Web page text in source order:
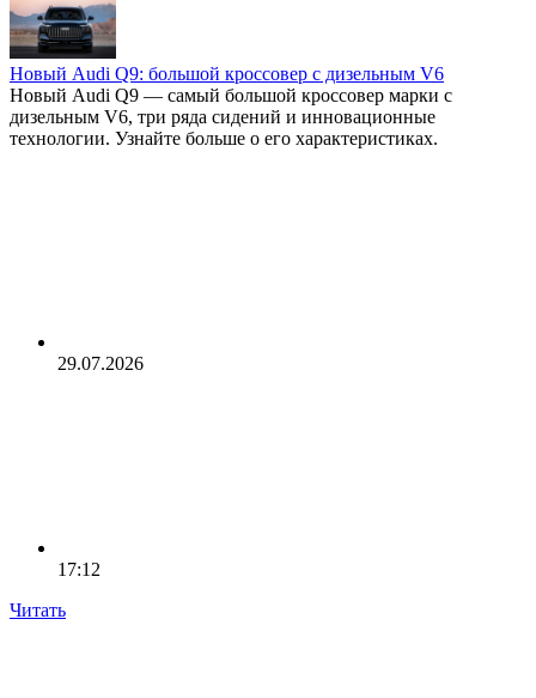
Опыт клиентов
Юридические аспекты
Ремонт и сертификация
Обзор авто из США
Новый Audi Q9: большой кроссовер с дизельным V6
Новый Audi Q9 — самый большой кроссовер марки с
дизельным V6, три ряда сидений и инновационные
технологии. Узнайте больше о его характеристиках.
29.07.2026
17:12
Читать